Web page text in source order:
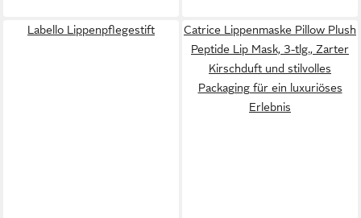
Labello Lippenpflegestift
Catrice Lippenmaske Pillow Plush
Peptide Lip Mask, 3-tlg., Zarter
Kirschduft und stilvolles
Packaging für ein luxuriöses
Erlebnis